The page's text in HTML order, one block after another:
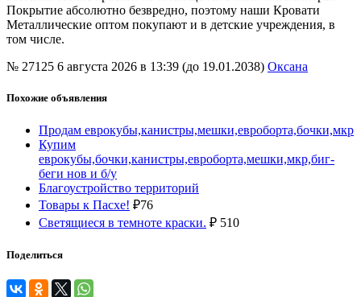
Покрытие абсолютно безвредно, поэтому наши Кровати
Металлические оптом покупают и в детские учреждения, в
том числе.
№ 27125 6 августа 2026 в 13:39 (до 19.01.2038) Оксана
Похожие объявления
Продам еврокубы,канистры,мешки,евроборта,бочки,мкр
Купим
еврокубы,бочки,канистры,евроборта,мешки,мкр,биг-
беги нов и б/у
Благоустройство территорий
Товары к Пасхе! ₽76
Светящиеся в темноте краски. ₽ 510
Поделиться